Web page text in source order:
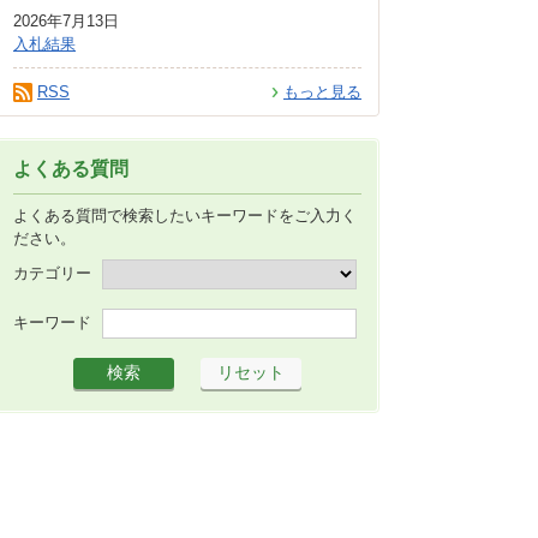
2026年7月13日
入札結果
もっと見る
RSS
よくある質問
よくある質問で検索したいキーワードをご入力く
ださい。
カテゴリー
キーワード